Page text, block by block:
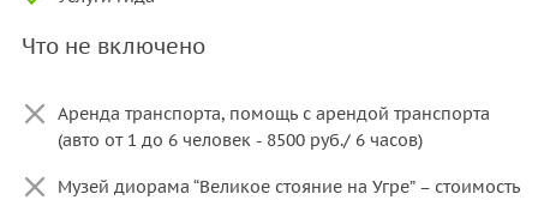
Что не включено
Аренда транспорта, помощь с арендой транспорта
(авто от 1 до 6 человек - 8500 руб./ 6 часов)
Музей диорама “Великое стояние на Угре” – стоимость